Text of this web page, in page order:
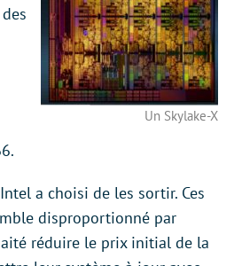
Un Skylake-X
a choisi de les sortir. Ces
disproportionné par
réduire le prix initial de la